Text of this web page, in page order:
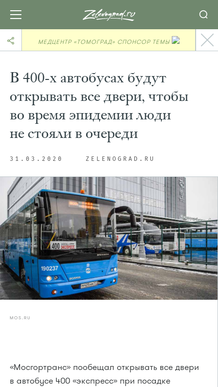
МЕДЦЕНТР «ТОМОГРАД» СПОНСОР ТЕМЫ
В 400-х автобусах будут
открывать все двери, чтобы
во время эпидемии люди
не стояли в очереди
31.03.2020 ZELENOGRAD.RU
MOS.RU
«Мосгортранс» пообещал открывать все двери
в автобусе 400 «экспресс» при посадке